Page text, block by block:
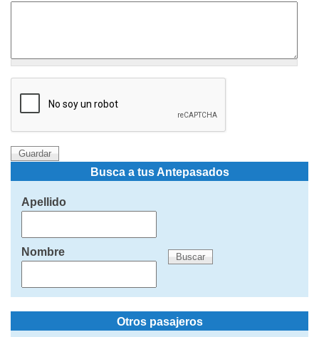
Busca a tus Antepasados
Apellido
Nombre
Otros pasajeros